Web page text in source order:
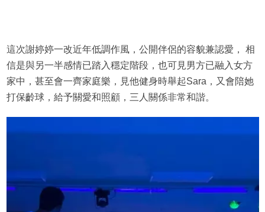
這次謝婷婷一改近年低調作風，公開伴侶的容貌兼認愛， 相
信是與另一半感情已踏入穩定階段，也可見男方已融入女方
家中，甚至會一齊家庭樂，見他健身時舉起Sara，又會陪她
打保齡球，給予關愛和照顧，三人關係非常和諧。